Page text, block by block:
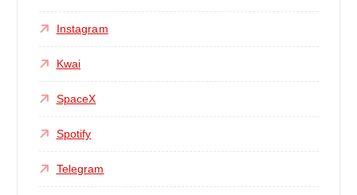
Instagram
Kwai
SpaceX
Spotify
Telegram